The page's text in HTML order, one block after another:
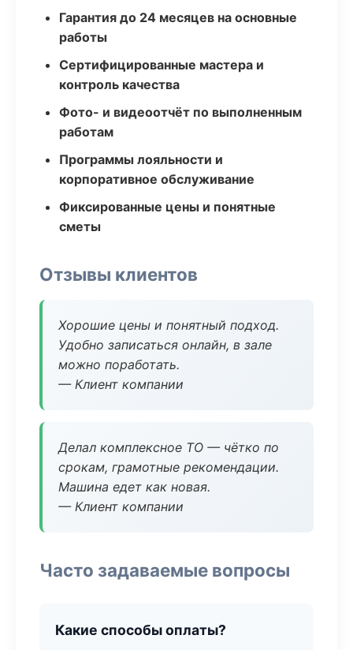
Гарантия до 24 месяцев на основные
работы
Сертифицированные мастера и
контроль качества
Фото- и видеоотчёт по выполненным
работам
Программы лояльности и
корпоративное обслуживание
Фиксированные цены и понятные
сметы
Отзывы клиентов
Хорошие цены и понятный подход.
Удобно записаться онлайн, в зале
можно поработать.
— Клиент компании
Делал комплексное ТО — чётко по
срокам, грамотные рекомендации.
Машина едет как новая.
— Клиент компании
Часто задаваемые вопросы
Какие способы оплаты?